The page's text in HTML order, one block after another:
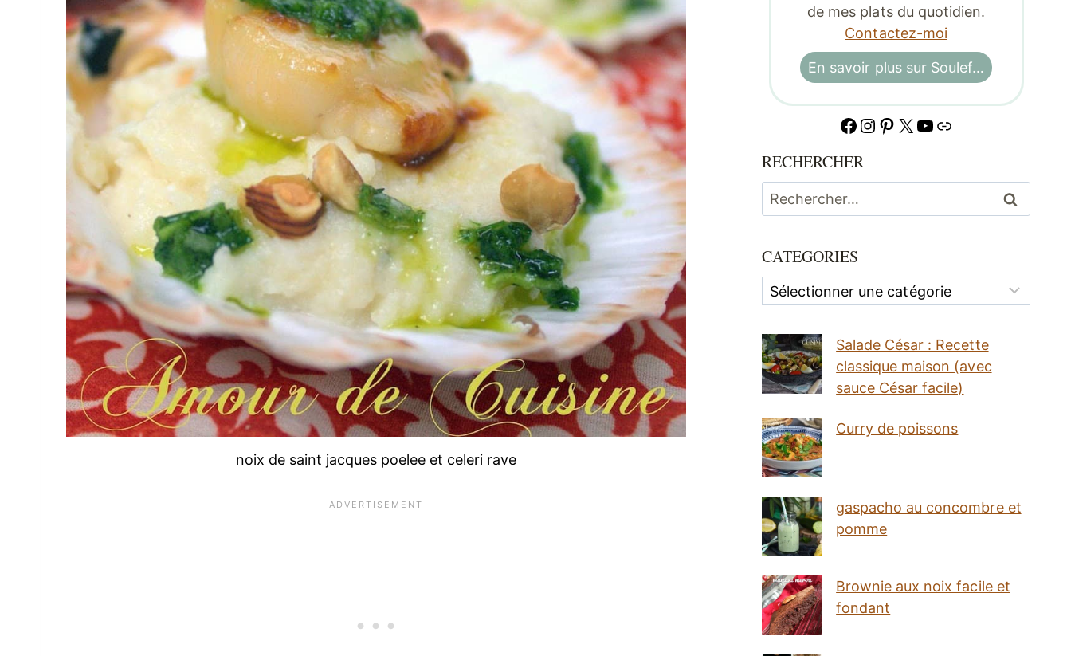
noix de saint jacques poelee et celeri rave
de mes plats du quotidien.
Contactez-moi
En savoir plus sur Soulef…
Facebook
Instagram
Pinterest
X YouTube
Lien
RECHERCHER
Rechercher :
CATEGORIES
Categories
Salade César : Recette
classique maison (avec
sauce César facile)
Curry de poissons
gaspacho au concombre et
pomme
Brownie aux noix facile et
fondant